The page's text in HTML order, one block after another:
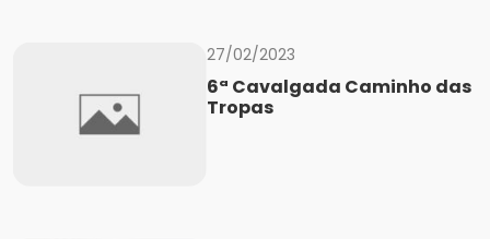
27/02/2023
6ª Cavalgada Caminho das
Tropas